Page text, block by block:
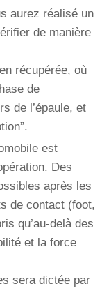
aurez réalisé un
de manière
récupérée, où
de
de l’épaule, et
est
Des
après les
de contact (foot,
qu’au-delà des
et la force
sera dictée par